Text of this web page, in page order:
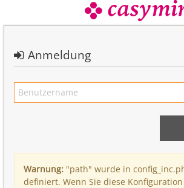
Anmeldung
Warnung: "path" wurde in
definiert. Wenn Sie diese